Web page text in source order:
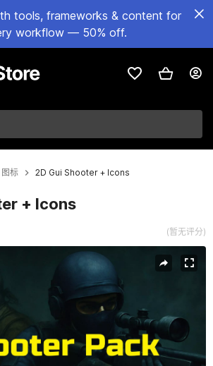
tools, frameworks & content for
workflow — 50% off.
图标 2D Gui Shooter + Icons
+ Icons
(暂无评分)